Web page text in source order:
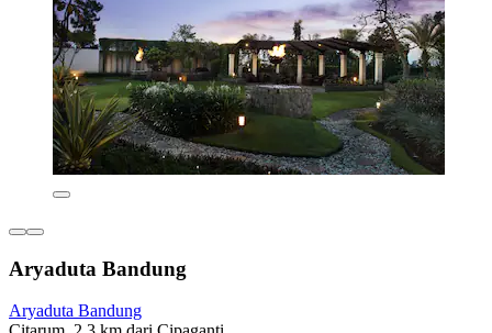
Aryaduta Bandung
Aryaduta Bandung